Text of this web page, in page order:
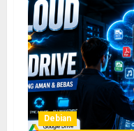
Debian